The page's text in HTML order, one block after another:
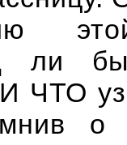
ли
ЧТО
о